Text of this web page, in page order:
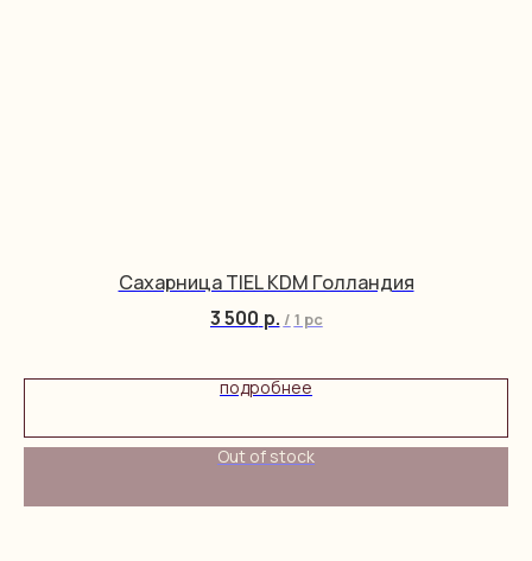
Сахарница TIEL KDM Голландия
3 500 р. / 1 pc
подробнее
Out of stock